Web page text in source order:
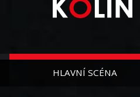
HLAVNÍ SCÉNA